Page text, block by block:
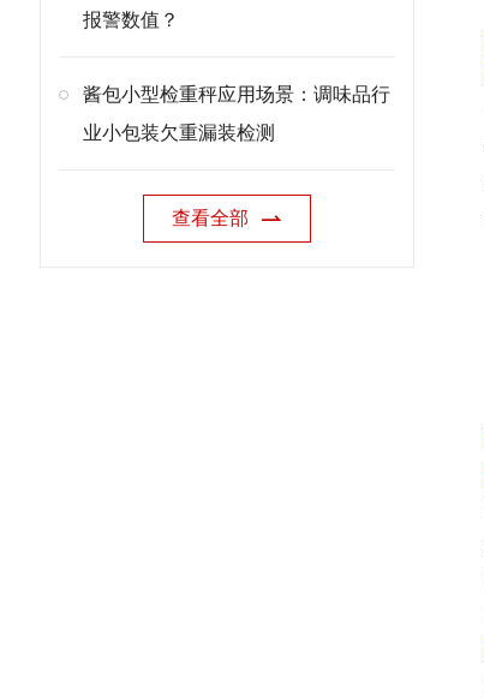
报警数值？
酱包小型检重秤应用场景：调味品行
业小包装欠重漏装检测
查看全部